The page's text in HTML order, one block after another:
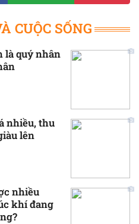
CUỘC SỐNG
là quý nhân
nhiều, thu
lên
nhiều
khí đang